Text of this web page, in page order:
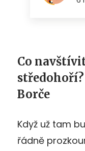
Co
Borče
Když už tam
řádně